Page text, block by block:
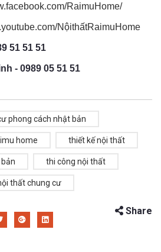
RaimuHome/
NộithấtRaimuHome
51 51 51
0989 05 51 51
phong cách nhật bản
home thiết kế nội thất
thi công nội thất
thất chung cư
Share